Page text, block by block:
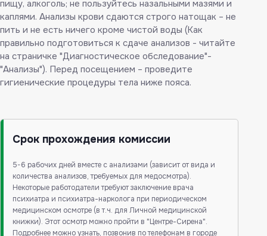
пищу, алкоголь; не пользуйтесь назальными мазями и
каплями. Анализы крови сдаются строго натощак – не
пить и не есть ничего кроме чистой воды (Как
правильно подготовиться к сдаче анализов - читайте
на страничке "Диагностическое обследование"-
"Анализы"). Перед посещением – проведите
гигиенические процедуры тела ниже пояса.
Срок прохождения комиссии
5-6 рабочих дней вместе с анализами (зависит от вида и
количества анализов, требуемых для медосмотра).
Некоторые работодатели требуют заключение врача
психиатра и психиатра-нарколога при периодическом
медицинском осмотре (в т.ч. для Личной медицинской
книжки). Этот осмотр можно пройти в "Центре-Сирена".
Подробнее можно узнать, позвонив по телефонам в городе